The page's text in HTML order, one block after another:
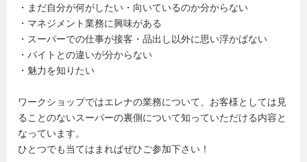
・まだ自分が何がしたい・向いているのか分からない
・マネジメント業務に興味がある
・スーパーでの仕事が接客・品出し以外に思い浮かばない
・バイトとの違いが分からない
・魅力を知りたい
ワークショップではエレナの業務について、お客様としては見
ることのないスーパーの裏側について知っていただける内容と
なっています。
ひとつでも当てはまればぜひご参加下さい！